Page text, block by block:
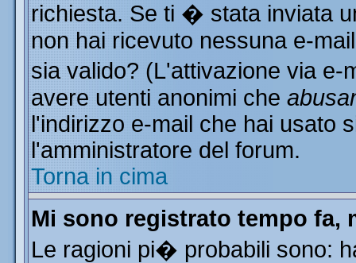
richiesta. Se ti � stata inviata
non hai ricevuto nessuna e-
sia valido? (L'attivazione via
avere utenti anonimi che
l'indirizzo e-mail che hai usato
l'amministratore del forum.
Torna in cima
Mi sono registrato tempo
Le ragioni pi� probabili sono: